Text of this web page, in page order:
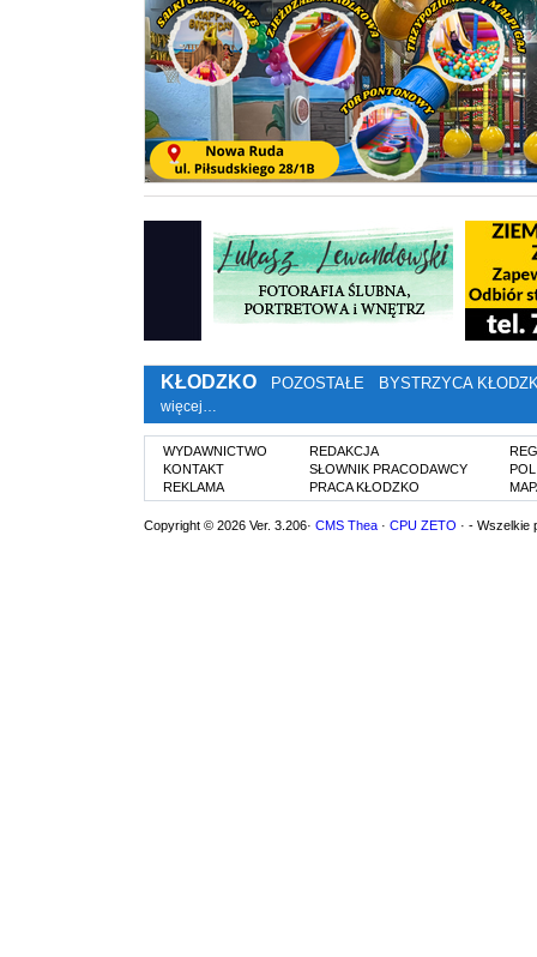
KŁODZKO POZOSTAŁE BYSTRZYCA
więcej…
WYDAWNICTWO
KONTAKT
REKLAMA
REDAKCJA
SŁOWNIK PRACODAWCY
PRACA KŁODZKO
Copyright © 2026 Ver. 3.206· CMS Thea · CPU ZETO · - Wszelkie